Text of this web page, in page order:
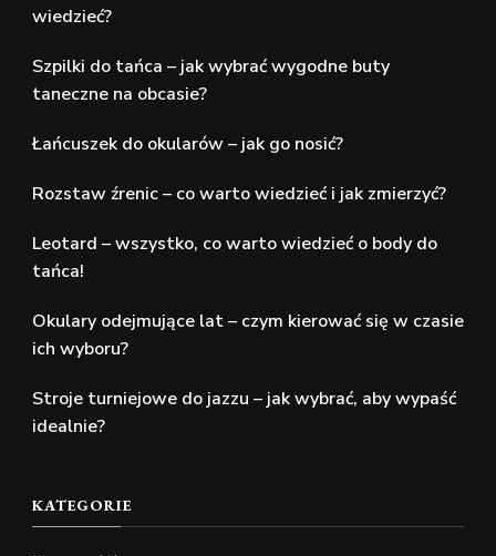
wiedzieć?
Szpilki do tańca – jak wybrać wygodne buty
taneczne na obcasie?
Łańcuszek do okularów – jak go nosić?
Rozstaw źrenic – co warto wiedzieć i jak zmierzyć?
Leotard – wszystko, co warto wiedzieć o body do
tańca!
Okulary odejmujące lat – czym kierować się w czasie
ich wyboru?
Stroje turniejowe do jazzu – jak wybrać, aby wypaść
idealnie?
KATEGORIE